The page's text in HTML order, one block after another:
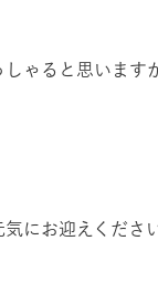
ゃると思います
にお迎えくださ